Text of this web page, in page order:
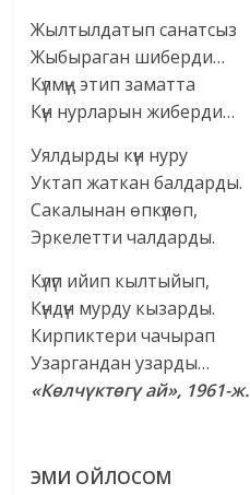
Жылтылдатып санатсыз
Жыбыраган шиберди…
Күлмүң этип заматта
Күн нурларын жиберди…
Уялдырды күн нуру
Уктап жаткан балдарды.
Сакалынан өпкүлөп,
Эркелетти чалдарды.
Күлүп ийип кылтыйып,
Күндүн мурду кызарды.
Кирпиктери чачырап
Узаргандан узарды…
«Көлчүктөгү ай», 1961-ж.
ЭМИ ОЙЛОСОМ